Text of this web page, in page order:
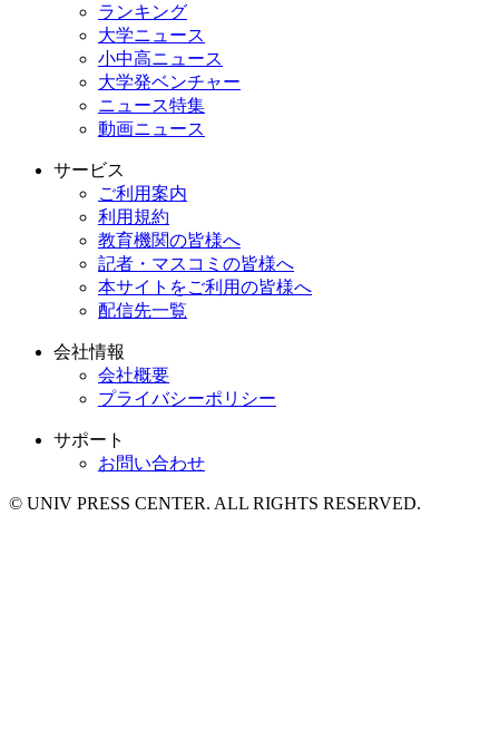
ランキング
大学ニュース
小中高ニュース
大学発ベンチャー
ニュース特集
動画ニュース
サービス
ご利用案内
利用規約
教育機関の皆様へ
記者・マスコミの皆様へ
本サイトをご利用の皆様へ
配信先一覧
会社情報
会社概要
プライバシーポリシー
サポート
お問い合わせ
© UNIV PRESS CENTER. ALL RIGHTS RESERVED.